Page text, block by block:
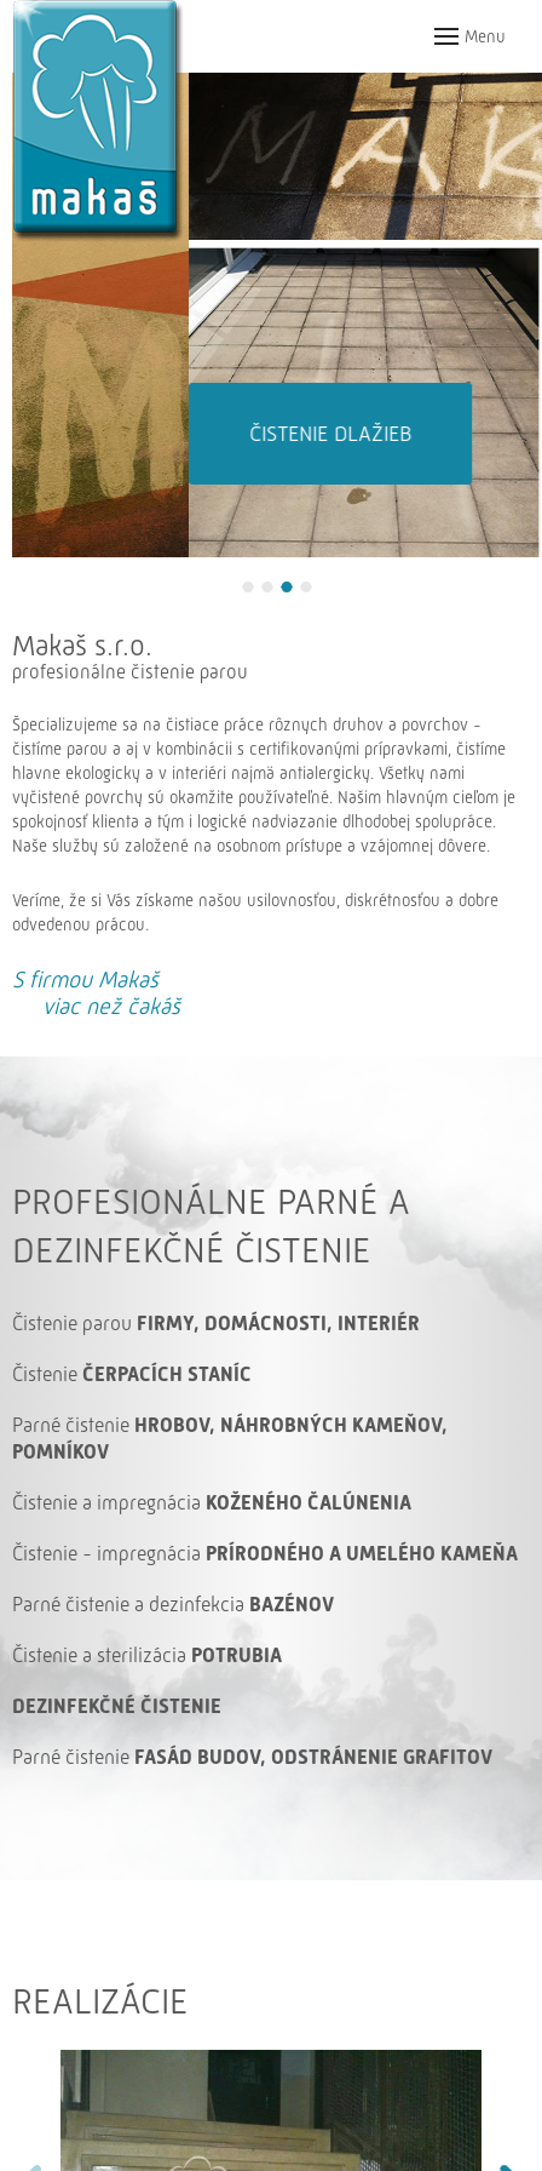
Menu
ČISTENIE DLAŽIEB
Makaš s.r.o.
profesionálne čistenie parou
Špecializujeme sa na čistiace práce rôznych druhov a povrchov -
čistíme parou a aj v kombinácii s certifikovanými prípravkami, čistíme
hlavne ekologicky a v interiéri najmä antialergicky. Všetky nami
vyčistené povrchy sú okamžite používateľné. Našim hlavným cieľom je
spokojnosť klienta a tým i logické nadviazanie dlhodobej spolupráce.
Naše služby sú založené na osobnom prístupe a vzájomnej dôvere.
Veríme, že si Vás získame našou usilovnosťou, diskrétnosťou a dobre
odvedenou prácou.
S firmou Makaš
viac než čakáš
PROFESIONÁLNE PARNÉ A
DEZINFEKČNÉ ČISTENIE
Čistenie parou FIRMY, DOMÁCNOSTI, INTERIÉR
Čistenie ČERPACÍCH STANÍC
Parné čistenie HROBOV, NÁHROBNÝCH KAMEŇOV,
POMNÍKOV
Čistenie a impregnácia KOŽENÉHO ČALÚNENIA
Čistenie - impregnácia PRÍRODNÉHO A UMELÉHO KAMEŇA
Parné čistenie a dezinfekcia BAZÉNOV
Čistenie a sterilizácia POTRUBIA
DEZINFEKČNÉ ČISTENIE
Parné čistenie FASÁD BUDOV, ODSTRÁNENIE GRAFITOV
REALIZÁCIE